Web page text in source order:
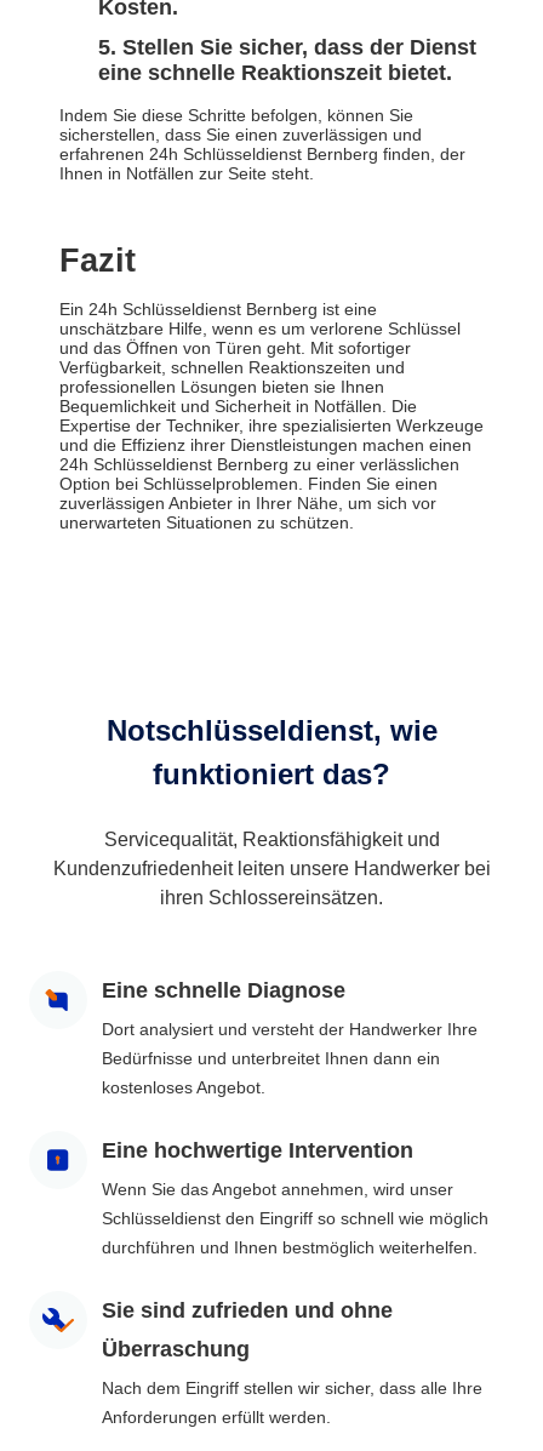
Kosten.
Stellen Sie sicher, dass der Dienst
eine schnelle Reaktionszeit bietet.
Indem Sie diese Schritte befolgen, können Sie
sicherstellen, dass Sie einen zuverlässigen und
erfahrenen 24h Schlüsseldienst Bernberg finden, der
Ihnen in Notfällen zur Seite steht.
Fazit
Ein 24h Schlüsseldienst Bernberg ist eine
unschätzbare Hilfe, wenn es um verlorene Schlüssel
und das Öffnen von Türen geht. Mit sofortiger
Verfügbarkeit, schnellen Reaktionszeiten und
professionellen Lösungen bieten sie Ihnen
Bequemlichkeit und Sicherheit in Notfällen. Die
Expertise der Techniker, ihre spezialisierten Werkzeuge
und die Effizienz ihrer Dienstleistungen machen einen
24h Schlüsseldienst Bernberg zu einer verlässlichen
Option bei Schlüsselproblemen. Finden Sie einen
zuverlässigen Anbieter in Ihrer Nähe, um sich vor
unerwarteten Situationen zu schützen.
Notschlüsseldienst, wie
funktioniert das?
Servicequalität, Reaktionsfähigkeit und
Kundenzufriedenheit leiten unsere Handwerker bei
ihren Schlossereinsätzen.
Eine schnelle Diagnose
Dort analysiert und versteht der Handwerker Ihre
Bedürfnisse und unterbreitet Ihnen dann ein
kostenloses Angebot.
Eine hochwertige Intervention
Wenn Sie das Angebot annehmen, wird unser
Schlüsseldienst den Eingriff so schnell wie möglich
durchführen und Ihnen bestmöglich weiterhelfen.
Sie sind zufrieden und ohne
Überraschung
Nach dem Eingriff stellen wir sicher, dass alle Ihre
Anforderungen erfüllt werden.